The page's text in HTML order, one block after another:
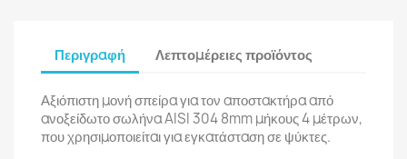
Περιγραφή Λεπτομέρειες προϊόντος
Αξιόπιστη μονή σπείρα για τον αποστακτήρα από
ανοξείδωτο σωλήνα AISI 304 8mm μήκους 4 μέτρων,
που χρησιμοποιείται για εγκατάσταση σε ψύκτες.